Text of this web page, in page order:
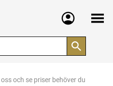
Meny
och se priser behöver du